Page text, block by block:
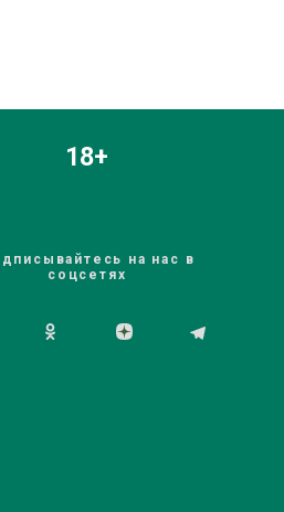
18+
на нас в
соцсетях